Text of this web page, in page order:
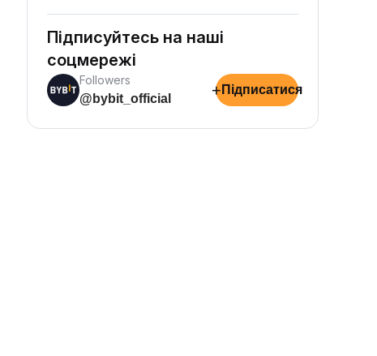
Підписуйтесь на наші
соцмережі
Followers
@bybit_official
+ Підписатися